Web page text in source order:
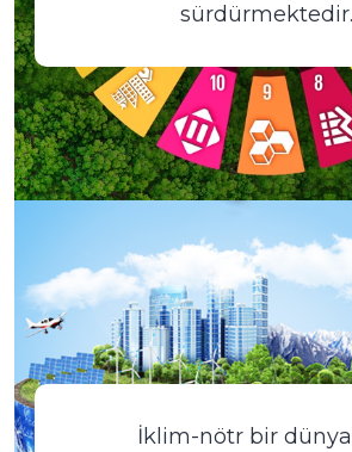
sürdürmektedir.
İklim-nötr bir